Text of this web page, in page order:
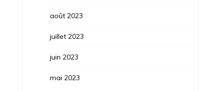
août 2023
juillet 2023
juin 2023
mai 2023